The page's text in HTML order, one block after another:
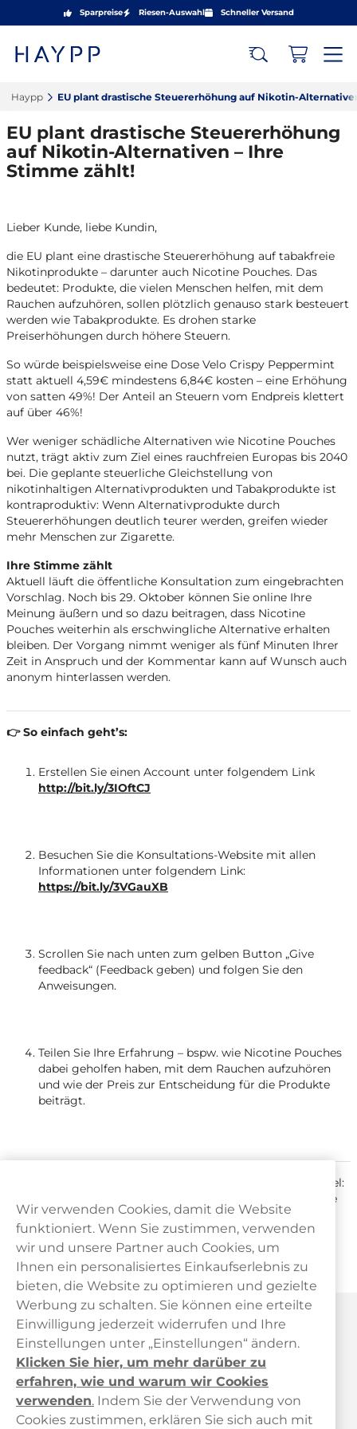
Sparpreise Riesen-Auswahl Schneller Versand
Haypp‎ EU plant drastische Steuererhöhung auf Nikotin-
EU plant drastische Steuererhöhung
auf Nikotin-Alternativen – Ihre
Stimme zählt!‎
Lieber Kunde, liebe Kundin,
die EU plant eine drastische Steuererhöhung auf tabakfreie
Nikotinprodukte – darunter auch Nicotine Pouches. Das
bedeutet: Produkte, die vielen Menschen helfen, mit dem
Rauchen aufzuhören, sollen plötzlich genauso stark besteuert
werden wie Tabakprodukte. Es drohen starke
Preiserhöhungen durch höhere Steuern.
So würde beispielsweise eine Dose Velo Crispy Peppermint
statt aktuell 4,59€ mindestens 6,84€ kosten – eine Erhöhung
von satten 49%! Der Anteil an Steuern vom Endpreis klettert
auf über 46%!
Wer weniger schädliche Alternativen wie Nicotine Pouches
nutzt, trägt aktiv zum Ziel eines rauchfreien Europas bis 2040
bei. Die geplante steuerliche Gleichstellung von
nikotinhaltigen Alternativprodukten und Tabakprodukte ist
kontraproduktiv: Wenn Alternativprodukte durch
Steuererhöhungen deutlich teurer werden, greifen wieder
mehr Menschen zur Zigarette.
Ihre Stimme zählt
Aktuell läuft die öffentliche Konsultation zum eingebrachten
Vorschlag. Noch bis 29. Oktober können Sie online Ihre
Meinung äußern und so dazu beitragen, dass Nicotine
Pouches weiterhin als erschwingliche Alternative erhalten
bleiben. Der Vorgang nimmt weniger als fünf Minuten Ihrer
Zeit in Anspruch und der Kommentar kann auf Wunsch auch
anonym hinterlassen werden.
👉 So einfach geht’s:
Erstellen Sie einen Account unter folgendem Link
http://bit.ly/3IOftCJ
Besuchen Sie die Konsultations-Website mit allen
Informationen unter folgendem Link:
https://bit.ly/3VGauXB
Scrollen Sie nach unten zum gelben Button „Give
feedback“ (Feedback geben) und folgen Sie den
Anweisungen.
Teilen Sie Ihre Erfahrung – bspw. wie Nicotine Pouches
dabei geholfen haben, mit dem Rauchen aufzuhören
und wie der Preis zur Entscheidung für die Produkte
beiträgt.
Mit Ihrer Stimme senden Sie ein starkes Signal nach Brüssel:
Steuererhöhungen auf weniger schädliche Alternativen wie
Nicotine Pouches sind der falsche Weg!
Vielen Dank für Ihre Unterstützung
Ihr Haypp-Team
Haypp Österreich
Wir verwenden Cookies, damit die Website
funktioniert. Wenn Sie zustimmen, verwenden
wir und unsere Partner auch Cookies, um
Ihnen ein personalisiertes Einkaufserlebnis zu
bieten, die Website zu optimieren und gezielte
Werbung zu schalten. Sie können eine erteilte
Einwilligung jederzeit widerrufen und Ihre
Einstellungen unter „Einstellungen“ ändern.
Klicken Sie hier, um mehr darüber zu
erfahren, wie und warum wir Cookies
verwenden. Indem Sie der Verwendung von
Cookies zustimmen, erklären Sie sich auch mit